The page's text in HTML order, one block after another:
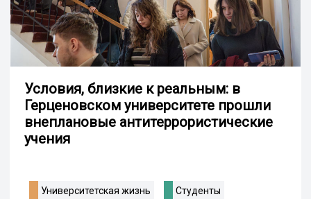
Условия, близкие к реальным: в
Герценовском университете прошли
внеплановые антитеррористические
учения
Университетская жизнь Студенты